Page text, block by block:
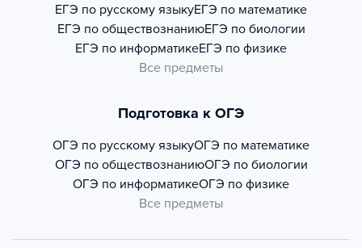
ЕГЭ по русскому языкуЕГЭ по математике
ЕГЭ по обществознаниюЕГЭ по биологии
ЕГЭ по информатикеЕГЭ по физике
Все предметы
Подготовка к ОГЭ
ОГЭ по русскому языкуОГЭ по математике
ОГЭ по обществознаниюОГЭ по биологии
ОГЭ по информатикеОГЭ по физике
Все предметы